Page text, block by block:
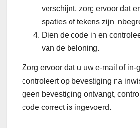
verschijnt, zorg ervoor dat
spaties of tekens zijn
Dien de code in en
van de beloning.
Zorg ervoor dat u uw e-mail of in-
controleert op bevestiging na
geen bevestiging ontvangt,
code correct is ingevoerd.